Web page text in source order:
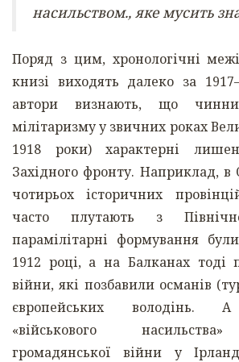
насильством., яке мусить
Поряд з цим, хронологічні
книзі виходять далеко за
автори визнають, що
мілітаризму у звичних роках
1918 роки) характерні
Західного фронту. Наприклад, в
чотирьох історичних
часто плутають з
парамілітарні формування
1912 році, а на Балканах тоді
війни, які позбавили османів
європейських володінь. А
«військового
громадянської війни у